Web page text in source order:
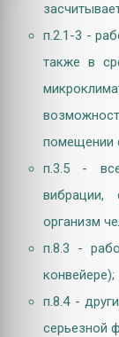
п.2.1-3 -
также в
помещении
п.3.5 -
организм
п.8.3 -
конвейере);
п.8.4 -
серьезной